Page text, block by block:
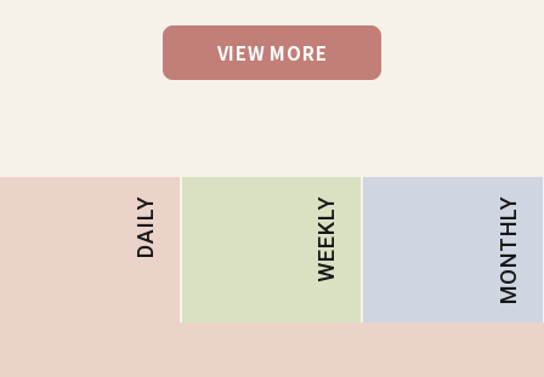
VIEW MORE
DAILY WEEKLY MONTHLY